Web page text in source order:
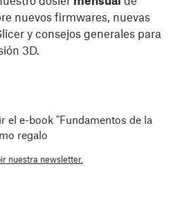
nuevos firmwares, nuevas
y consejos generales para
3D.
el e-book "Fundamentos de la
regalo
nuestra newsletter.